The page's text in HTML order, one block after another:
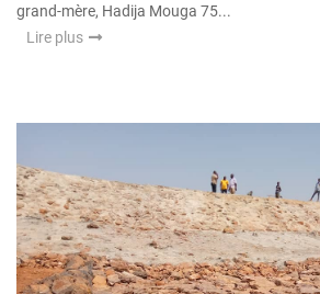
grand-mère, Hadija Mouga 75...
Lire plus